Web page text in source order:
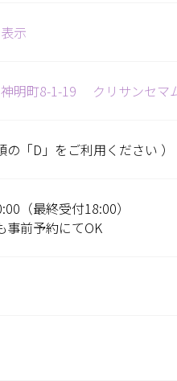
示
明町8-1-19 クリサンセマ
の「D」をご利用ください ）
（最終受付18:00）
前予約にてOK